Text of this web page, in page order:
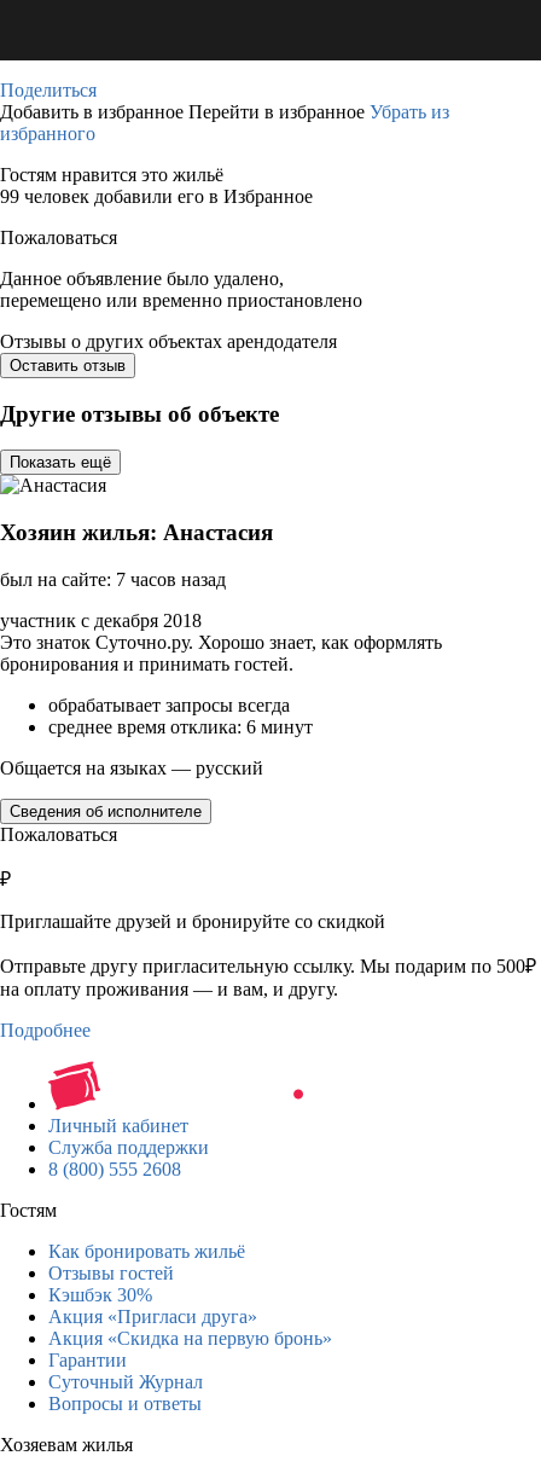
Поделиться
Добавить в избранное Перейти в избранное Убрать из
избранного
Гостям нравится это жильё
99 человек добавили его в Избранное
Пожаловаться
Данное объявление было удалено,
перемещено или временно приостановлено
Отзывы о других объектах арендодателя
Оставить отзыв
Другие отзывы об объекте
Показать ещё
Хозяин жилья: Анастасия
был на сайте: 7 часов назад
участник с декабря 2018
Это знаток Суточно.ру. Хорошо знает, как оформлять
бронирования и принимать гостей.
обрабатывает запросы всегда
среднее время отклика: 6 минут
Общается на языках — русский
Сведения об исполнителе
Пожаловаться
₽
Приглашайте друзей и бронируйте со скидкой
Отправьте другу пригласительную ссылку. Мы подарим по 500₽
на оплату проживания — и вам, и другу.
Подробнее
Личный кабинет
Служба поддержки
8 (800) 555 2608
Гостям
Как бронировать жильё
Отзывы гостей
Кэшбэк 30%
Акция «Пригласи друга»
Акция «Скидка на первую бронь»
Гарантии
Суточный Журнал
Вопросы и ответы
Хозяевам жилья